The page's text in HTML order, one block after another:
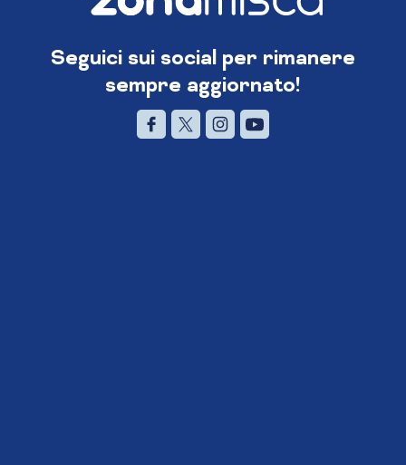
Seguici sui social per rimanere
sempre aggiornato!